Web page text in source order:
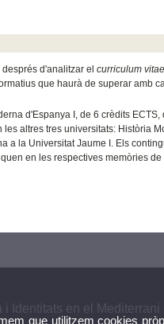
després d'analitzar elcurriculum vitae
que haurà de superar amb
d'Espanya I, de 6 crèdits
altres tres universitats: Història
la Universitat Jaume I. Els
en les respectives memòries
Identitats en el Mediterrani
que utilitzem cookies